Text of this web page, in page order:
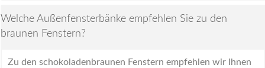
Welche Außenfensterbänke empfehlen Sie zu den
braunen Fenstern?
Zu den schokoladenbraunen Fenstern empfehlen wir Ihnen